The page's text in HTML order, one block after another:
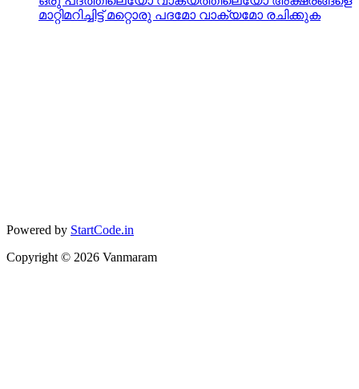
മാറ്റിമറിച്ചിട്ട് മറ്റൊരു പദമോ വാക്യമോ രചിക്കുക
Powered by StartCode.in
Copyright © 2026 Vanmaram